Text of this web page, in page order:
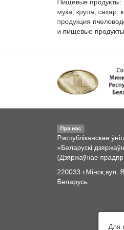
Пищевые продукты:
мука, крупа, сахар,
продукция
и пищевые
Пра нас
Рэспубліканскае
«Беларускі
(Дзяржаўнае
220033 г.Мінск,вул.
Беларусь
Для